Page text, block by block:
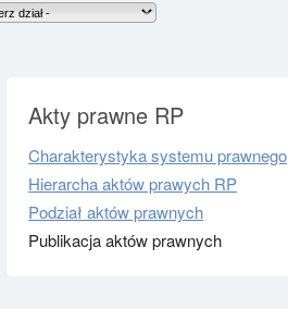
Akty prawne RP
Charakterystyka systemu prawnego
Hierarcha aktów prawych RP
Podział aktów prawnych
Publikacja aktów prawnych